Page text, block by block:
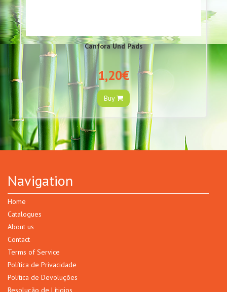
Canfora Und Pads
1,20€
Buy
Navigation
Home
Catalogues
About us
Contact
Terms of Service
Política de Privacidade
Política de Devoluções
Resolução de Lítigios